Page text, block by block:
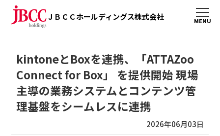
ＪＢＣＣホールディングス株式会社
kintoneとBoxを連携、「ATTAZoo
Connect for Box」 を提供開始 現場
主導の業務システムとコンテンツ管
理基盤をシームレスに連携
2026年06月03日